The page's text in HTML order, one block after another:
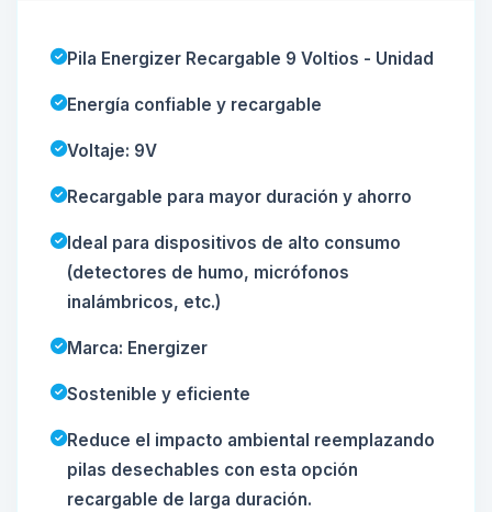
Pila Energizer Recargable 9 Voltios - Unidad
Energía confiable y recargable
Voltaje: 9V
Recargable para mayor duración y ahorro
Ideal para dispositivos de alto consumo
(detectores de humo, micrófonos
inalámbricos, etc.)
Marca: Energizer
Sostenible y eficiente
Reduce el impacto ambiental reemplazando
pilas desechables con esta opción
recargable de larga duración.